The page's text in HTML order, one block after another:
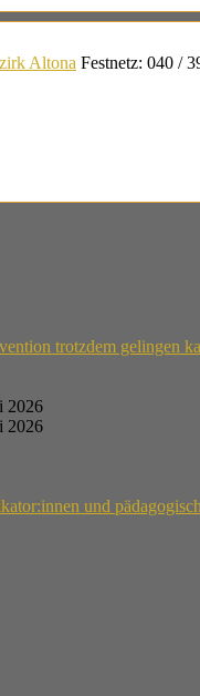
Altona Festnetz: 040 /
trotzdem gelingen
2026
2026
und